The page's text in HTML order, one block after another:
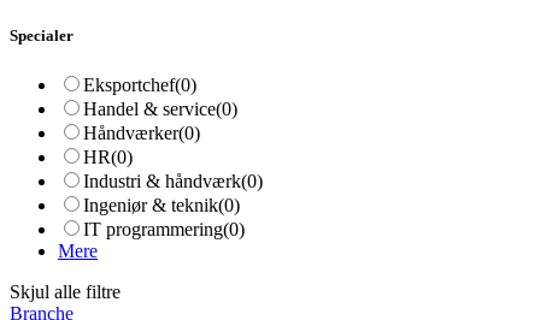
Specialer
Eksportchef(0)
Handel & service(0)
Håndværker(0)
HR(0)
Industri & håndværk(0)
Ingeniør & teknik(0)
IT programmering(0)
Mere
Skjul alle filtre
Branche